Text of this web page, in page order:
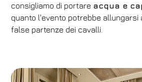
consigliamo di portare acqua e
quanto l'evento potrebbe allungarsi
false partenze dei cavalli.